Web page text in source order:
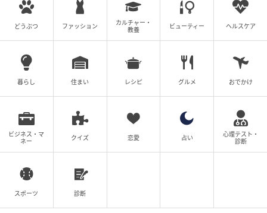
どうぶつ ファッション
カルチャー・
教養
ビューティー ヘルスケア
暮らし 住まい レシピ グルメ おでかけ
ビジネス・マ
ネー
クイズ 恋愛 占い
心理テスト・
診断
スポーツ 診断